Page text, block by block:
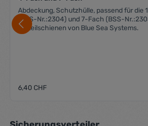
Abdeckung, Schutzhülle, passend für die
(BSS-Nr.:2304) und 7-Fach (BSS-
Verteilschienen von Blue Sea Systems.
Regulärer Preis:
6,40 CHF
Produktgalerie überspringen